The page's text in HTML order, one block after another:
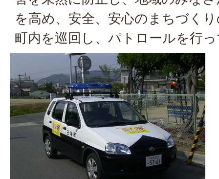
を高め、安全、安心のまちづく
町内を巡回し、パトロールを行